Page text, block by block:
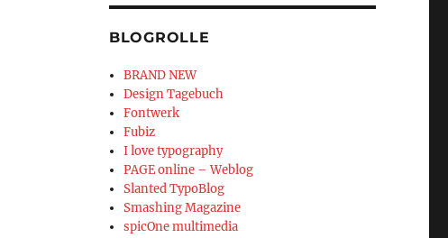
BLOGROLLE
BRAND NEW
Design Tagebuch
Fontwerk
Fubiz
I love typography
PAGE online – Weblog
Slanted TypoBlog
Smashing Magazine
spicOne multimedia